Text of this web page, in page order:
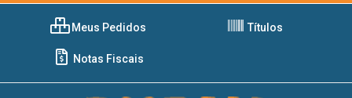
Meus Pedidos Títulos
Notas Fiscais